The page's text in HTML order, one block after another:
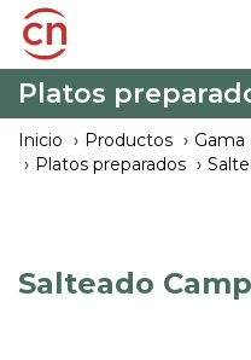
Pasar
contenido
principal
Platos
Inicio Productos
Platos preparados
Salteado